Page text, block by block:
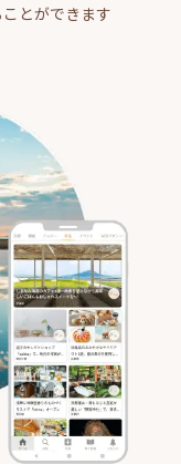
とができます